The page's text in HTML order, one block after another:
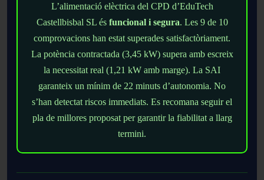
L’alimentació elèctrica del CPD d’EduTech
Castellbisbal SL és funcional i segura. Les 9 de 10
comprovacions han estat superades satisfactòriament.
La potència contractada (3,45 kW) supera amb escreix
la necessitat real (1,21 kW amb marge). La SAI
garanteix un mínim de 22 minuts d’autonomia. No
s’han detectat riscos immediats. Es recomana seguir el
pla de millores proposat per garantir la fiabilitat a llarg
termini.